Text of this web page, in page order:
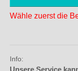
Wähle zuerst die
Info:
Unsere Service